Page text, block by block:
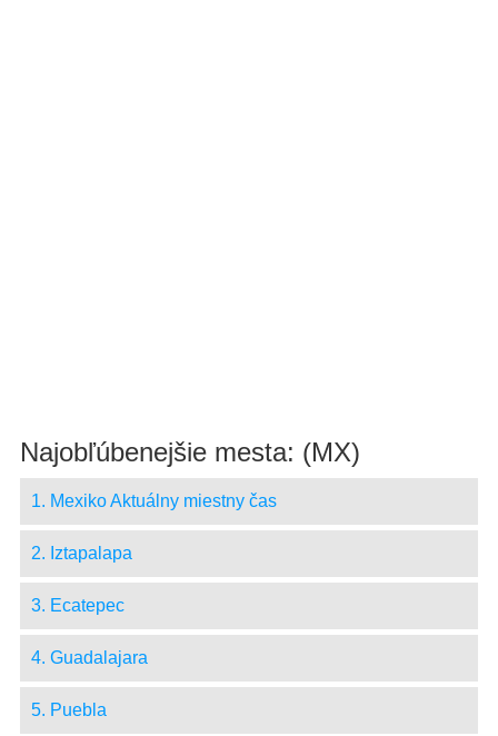
Najobľúbenejšie mesta: (MX)
1. Mexiko Aktuálny miestny čas
2. Iztapalapa
3. Ecatepec
4. Guadalajara
5. Puebla